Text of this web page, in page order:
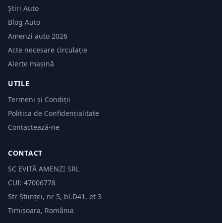
Știri Auto
Blog Auto
Amenzi auto 2026
Acte necesare circulație
Alerte mașină
UTILE
Termeni și Condiții
Politica de Confidențialitate
Contactează-ne
CONTACT
SC EVITĂ AMENZI SRL
CUI: 47006778
Str Științei, nr 5, bl.D41, et 3
Timișoara, România